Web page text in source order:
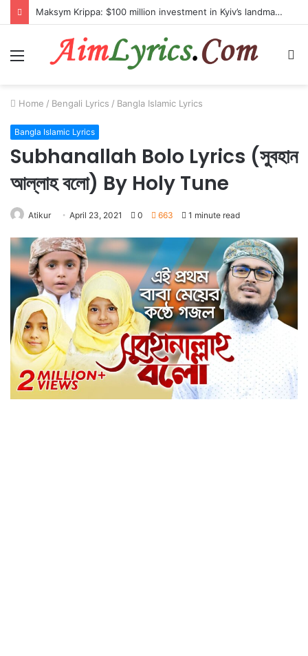
Maksym Krippa: $100 million investment in Kyiv’s landmark properties
Menu
Home / Bengali Lyrics / Bangla Islamic Lyrics
Bangla Islamic Lyrics
Subhanallah Bolo Lyrics (সুবহান
আল্লাহ বলো) By Holy Tune
Atikur April 23, 2021 0 663 1 minute read